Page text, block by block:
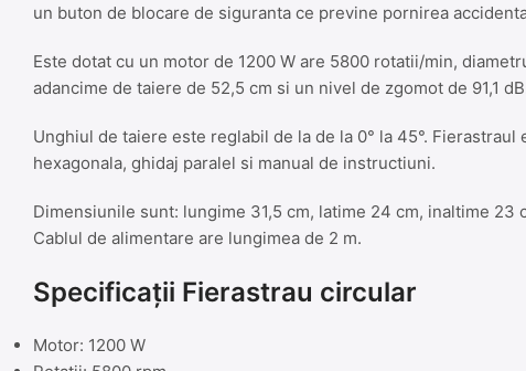
un buton de blocare de siguranta ce previne pornirea
Este dotat cu un motor de 1200 W are 5800 rotatii/min,
adancime de taiere de 52,5 cm si un nivel de zgomot de 91,1
Unghiul de taiere este reglabil de la de la 0° la 45°.
hexagonala, ghidaj paralel si manual de instructiuni.
Dimensiunile sunt: lungime 31,5 cm, latime 24 cm, inaltime
Cablul de alimentare are lungimea de 2 m.
Specificații Fierastrau circular
Motor: 1200 W